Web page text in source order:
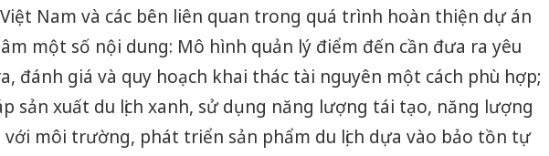
Việt Nam và các bên liên quan trong quá trình hoàn thiện dự án
một số nội dung: Mô hình quản lý điểm đến cần đưa ra yêu
đánh giá và quy hoạch khai thác tài nguyên một cách phù hợp;
sản xuất du lịch xanh, sử dụng năng lượng tái tạo, năng lượng
môi trường, phát triển sản phẩm du lịch dựa vào bảo tồn tự